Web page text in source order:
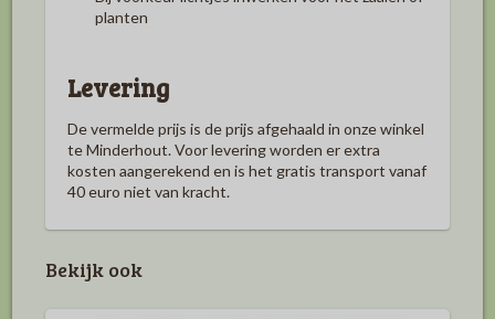
planten
Levering
De vermelde prijs is de prijs afgehaald in onze winkel
te Minderhout. Voor levering worden er extra
kosten aangerekend en is het gratis transport vanaf
40 euro niet van kracht.
Bekijk ook